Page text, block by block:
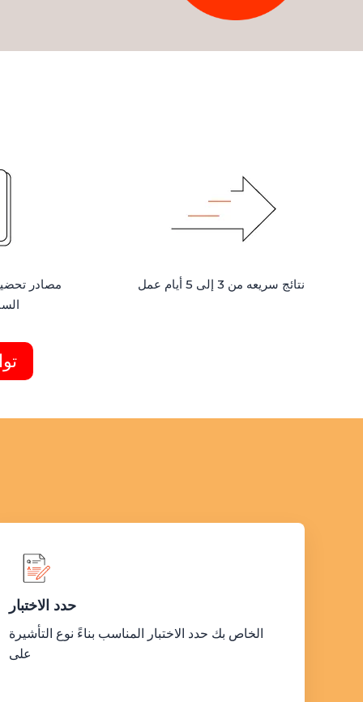
مصادر
نتائج سريعه من 3 إلى 5 أيام عمل
حدد الاختبار
الخاص بك حدد الاختبار المناسب بناءً نوع التأشيرة
على